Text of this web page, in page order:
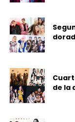
de la